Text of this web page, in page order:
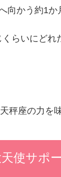
向かう約1か
らいにどれ
秤座の力を
使サポ